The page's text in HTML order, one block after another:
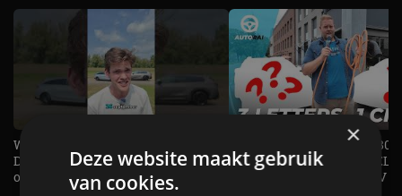
Welke elektrische auto past bij jou?
De EV Experience geeft antwoord
op je vraag! - AutoRAI TV
1.500 KG Trekgewicht & 380
elektrische pk's, maar
AUTO is het? - AutoRAI TV
×
Deze website maakt gebruik
van cookies.